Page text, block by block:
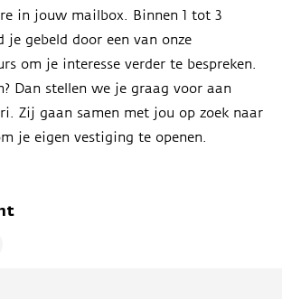
in jouw mailbox. Binnen 1 tot 3
je gebeld door een van onze
om je interesse verder te bespreken.
Dan stellen we je graag voor aan
Zij gaan samen met jou op zoek naar
je eigen vestiging te openen.